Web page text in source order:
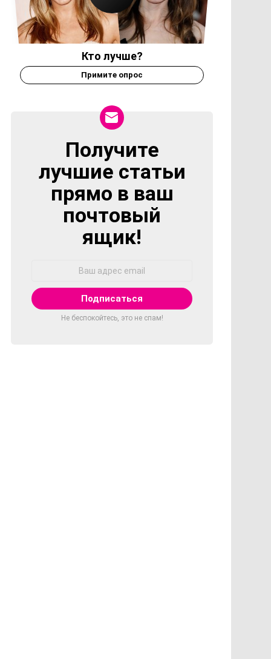
Кто лучше?
Примите опрос
NEWSLETTER
Получите
лучшие статьи
прямо в ваш
почтовый
ящик!
Не беспокойтесь, это не спам!